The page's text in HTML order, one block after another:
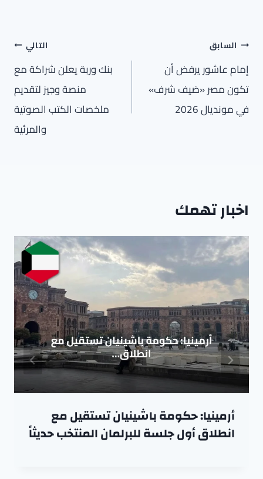
تصفّح
المقالات
السابق
إمام عاشور يرفض أن
تكون مصر «ضيف شرف»
في مونديال 2026
التالي
بنك وربة يعلن شراكة مع
منصة وجيز لتقديم
ملخصات الكتب الصوتية
والمرئية
اخبار تهمك
أرمينيا: حكومة باشينيان تستقيل مع
انطلاق أول جلسة للبرلمان المنتخب حديثاً